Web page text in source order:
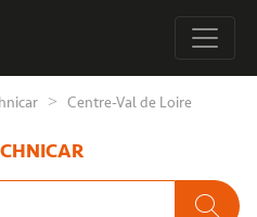
Centre-Val de Loire